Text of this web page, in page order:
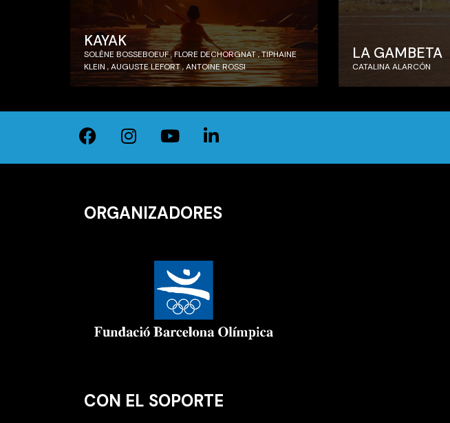
KAYAK
SOLÈNE BOSSEBOEUF , FLORE DECHORGNAT , TIPHAINE
KLEIN , AUGUSTE LEFORT , ANTOINE ROSSI
LA GAMBETA
CATALINA ALARCÓN
ORGANIZADORES
CON EL SOPORTE